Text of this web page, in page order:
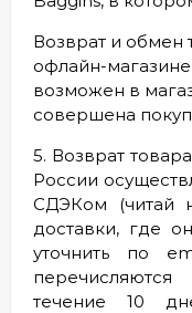
Возврат и обмен
офлайн-
возможен в
совершена
5. Возврат
России
СДЭКом (читай
доставки, где
уточнить по
течение 10